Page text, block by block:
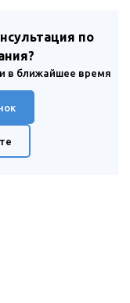
по
в ближайшее время